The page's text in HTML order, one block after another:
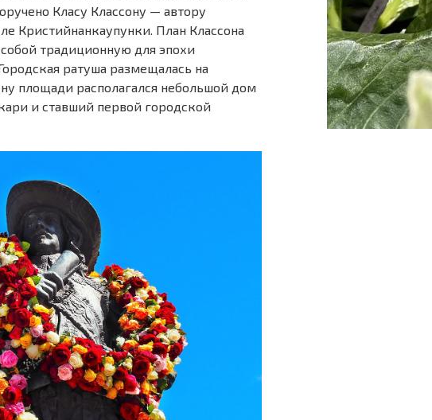
Класу Классону — автору
Кристийнанкаупунки. План Классона
традиционную для эпохи
ратуша размещалась на
площади располагался небольшой дом
и ставший первой городской